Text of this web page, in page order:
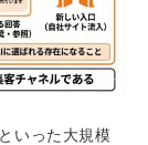
いった大規模